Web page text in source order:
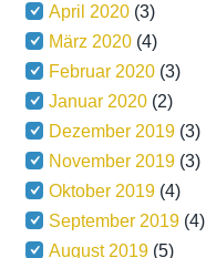
April 2020 (3)
März 2020 (4)
Februar 2020 (3)
Januar 2020 (2)
Dezember 2019 (3)
November 2019 (3)
Oktober 2019 (4)
September 2019 (4)
August 2019 (5)